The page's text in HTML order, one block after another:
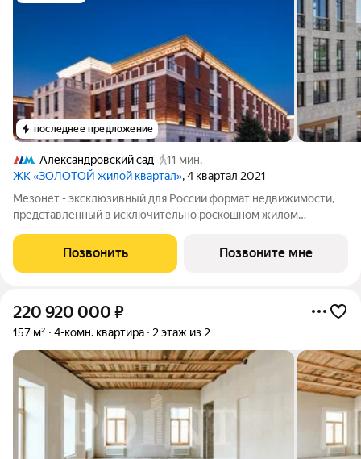
последнее предложение
Александровский сад
11 мин.
ЖК «ЗОЛОТОЙ жилой квартал», 4 квартал 2021
Мезонет - эксклюзивный для России формат недвижимости,
представленный в исключительно роскошном жилом
загородной жизни - в сердце российской истории, в проекте от
лучших российских
Позвонить Позвоните мне
220 920 000 ₽
157 м² 4-комн. квартира 2 этаж из 2